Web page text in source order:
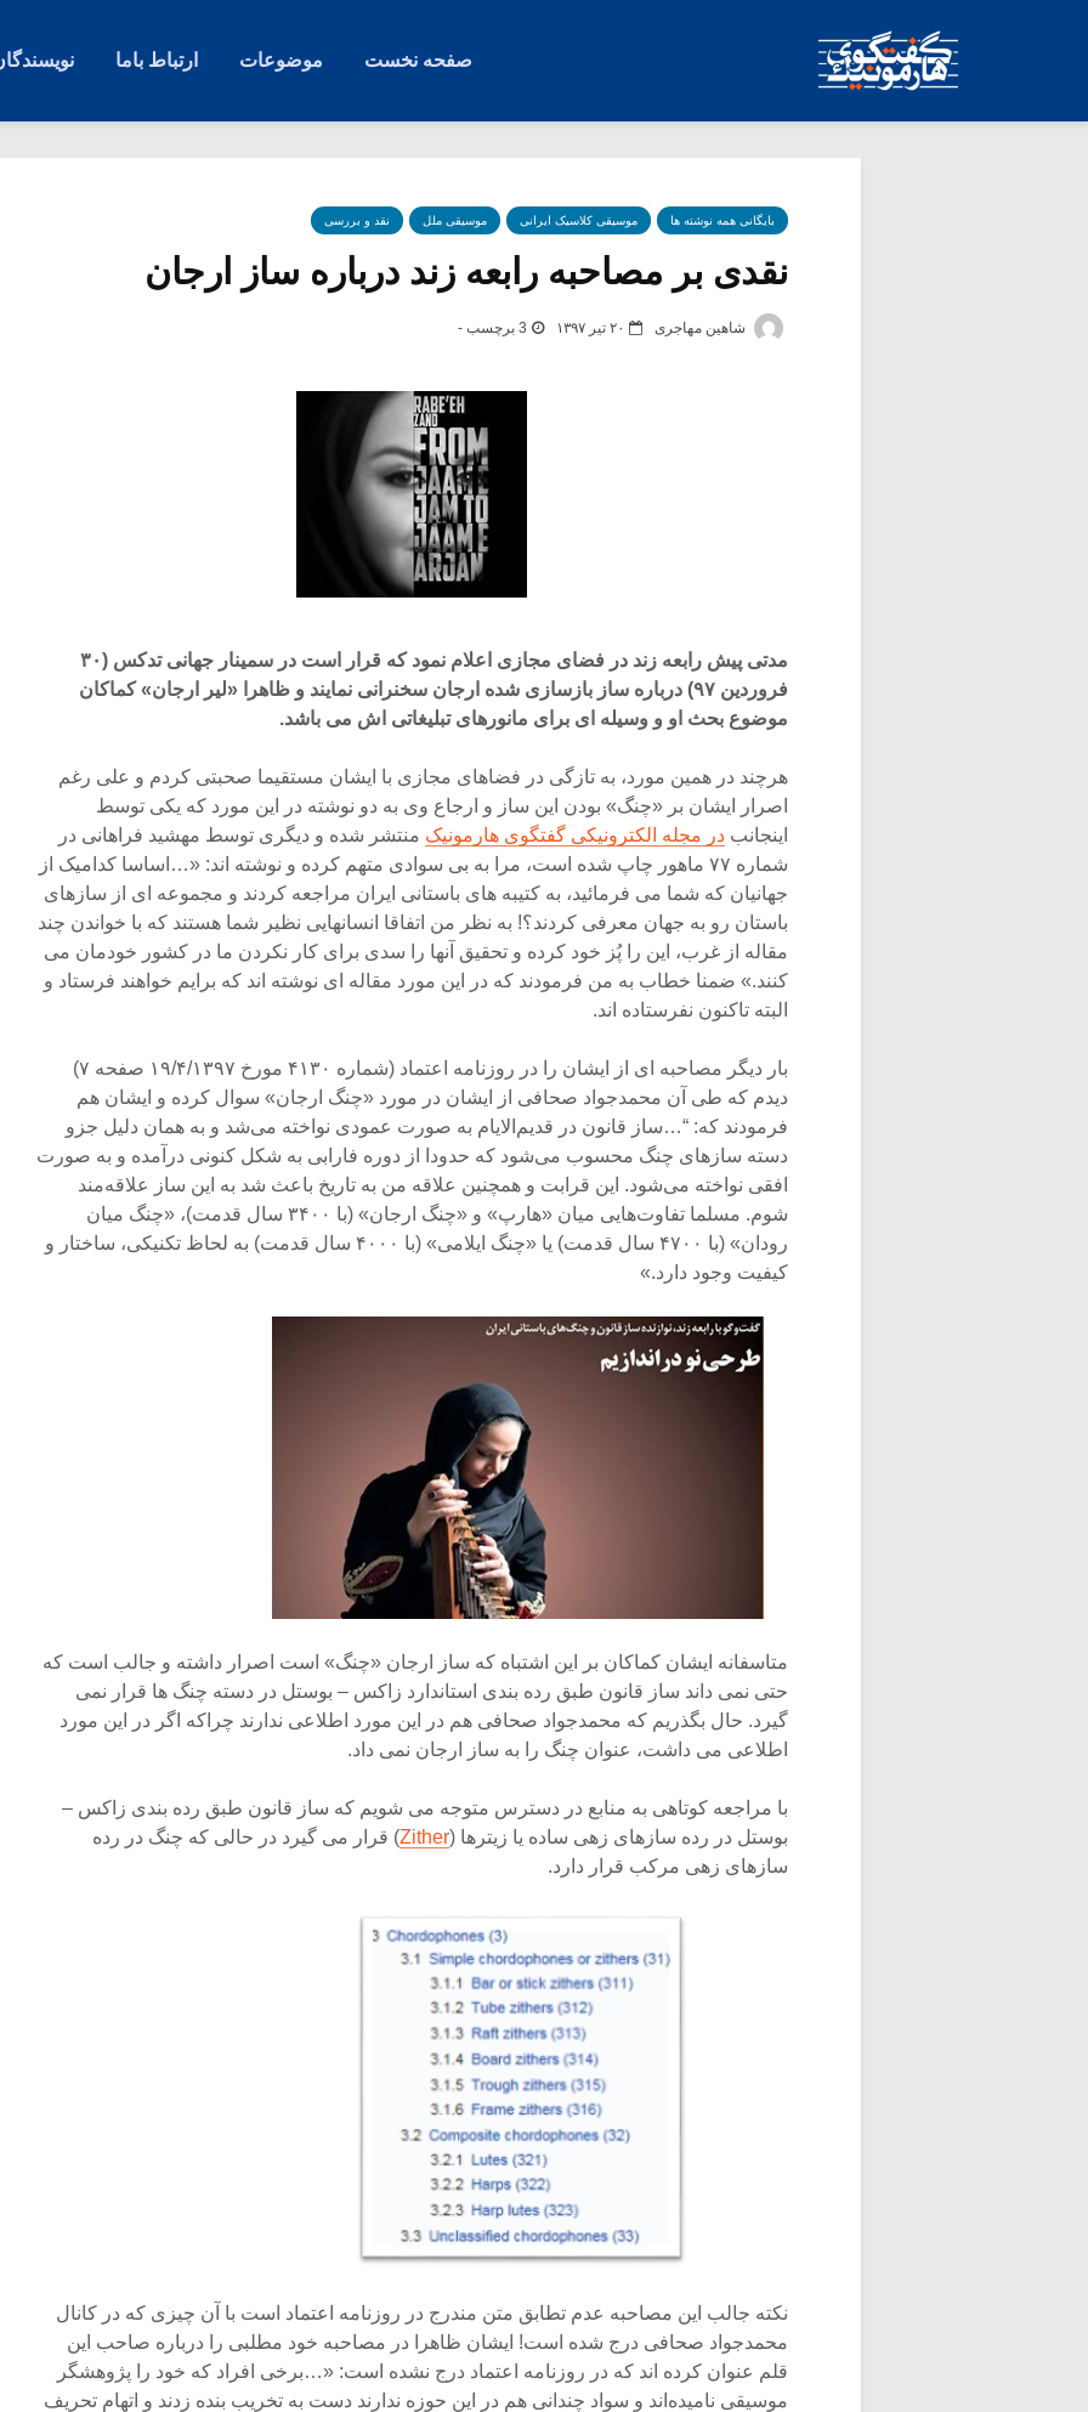
صفحه نخست موضوعات ارتباط باما
بایگانی همه نوشته ها موسیقی کلاسیک ایرانی موسیقی ملل نقد و بررسی
نقدی بر مصاحبه رابعه زند درباره ساز ارجان
شاهین مهاجری ۲۰ تیر ۱۳۹۷ 3 برچسب -
مدتی پیش رابعه زند در فضای مجازی اعلام نمود که قرار است در سمینار جهانی تدکس (۳۰
فروردین ۹۷) درباره ساز بازسازی شده ارجان سخنرانی نمایند و ظاهرا «لیر ارجان» کماکان
موضوع بحث او و وسیله ای برای مانورهای تبلیغاتی اش می باشد.
هرچند در همین مورد، به تازگی در فضاهای مجازی با ایشان مستقیما صحبتی کردم و علی رغم
اصرار ایشان بر «چنگ» بودن این ساز و ارجاع وی به دو نوشته در این مورد که یکی توسط
اینجانب در مجله الکترونیکی گفتگوی هارمونیک منتشر شده و دیگری توسط مهشید فراهانی در
شماره ۷۷ ماهور چاپ شده است، مرا به بی سوادی متهم کرده و نوشته اند: «…اساسا کدامیک از
جهانیان که شما می فرمائید، به کتیبه های باستانی ایران مراجعه کردند و مجموعه ای از سازهای
باستان رو به جهان معرفی کردند؟! به نظر من اتفاقا انسانهایی نظیر شما هستند که با خواندن چند
مقاله از غرب، این را پُز خود کرده و تحقیق آنها را سدی برای کار نکردن ما در کشور خودمان می
کنند.» ضمنا خطاب به من فرمودند که در این مورد مقاله ای نوشته اند که برایم خواهند فرستاد و
البته تاکنون نفرستاده اند.
بار دیگر مصاحبه ای از ایشان را در روزنامه اعتماد (شماره ۴۱۳۰ مورخ ۱۹/۴/۱۳۹۷ صفحه ۷)
دیدم که طی آن محمدجواد صحافی از ایشان در مورد «چنگ ارجان» سوال کرده و ایشان هم
فرمودند که: “…ساز قانون در قدیم‌الایام به صورت عمودی نواخته می‌شد و به همان دلیل جزو
دسته سازهای چنگ محسوب می‌شود که حدودا از دوره فارابی به شکل کنونی درآمده و به صورت
افقی نواخته می‌شود. این قرابت و همچنین علاقه من به تاریخ باعث شد به این ساز علاقه‌مند
شوم. مسلما تفاوت‌هایی میان «هارپ» و «چنگ ارجان» (با ۳۴۰۰ سال قدمت)، «چنگ میان
رودان» (با ۴۷۰۰ سال قدمت) یا «چنگ ایلامی» (با ۴۰۰۰ سال قدمت) به لحاظ تکنیکی، ساختار و
کیفیت وجود دارد.»
متاسفانه ایشان کماکان بر این اشتباه که ساز ارجان «چنگ» است اصرار داشته و جالب است که
حتی نمی داند ساز قانون طبق رده بندی استاندارد زاکس – بوستل در دسته چنگ ها قرار نمی
گیرد. حال بگذریم که محمدجواد صحافی هم در این مورد اطلاعی ندارند چراکه اگر در این مورد
اطلاعی می داشت، عنوان چنگ را به ساز ارجان نمی داد.
با مراجعه کوتاهی به منابع در دسترس متوجه می شویم که ساز قانون طبق رده بندی زاکس –
بوستل در رده سازهای زهی ساده یا زیترها (Zither) قرار می گیرد در حالی که چنگ در رده
سازهای زهی مرکب قرار دارد.
نکته جالب این مصاحبه عدم تطابق متن مندرج در روزنامه اعتماد است با آن چیزی که در کانال
محمدجواد صحافی درج شده است! ایشان ظاهرا در مصاحبه خود مطلبی را درباره صاحب این
قلم عنوان کرده اند که در روزنامه اعتماد درج نشده است: «…برخی افراد که خود را پژوهشگر
موسیقی نامیده‌اند و سواد چندانی هم در این حوزه ندارند دست به تخریب بنده زدند و اتهام تحریف